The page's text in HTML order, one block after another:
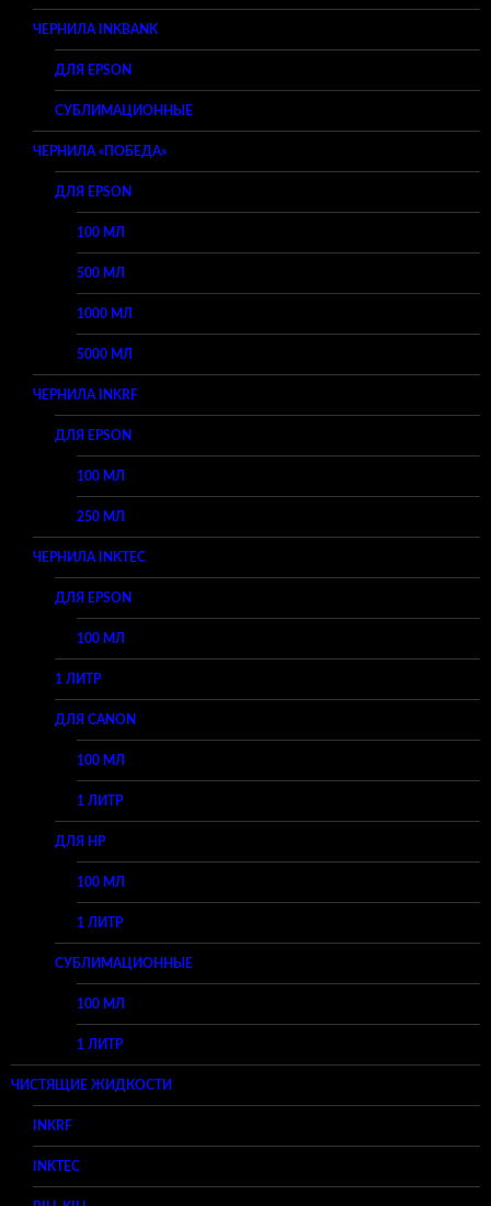
ЧЕРНИЛА INKBANK
ДЛЯ EPSON
СУБЛИМАЦИОННЫЕ
ЧЕРНИЛА «ПОБЕДА»
ДЛЯ EPSON
100 МЛ
500 МЛ
1000 МЛ
5000 МЛ
ЧЕРНИЛА INKRF
ДЛЯ EPSON
100 МЛ
250 МЛ
ЧЕРНИЛА INKTEC
ДЛЯ EPSON
100 МЛ
1 ЛИТР
ДЛЯ CANON
100 МЛ
1 ЛИТР
ДЛЯ HP
100 МЛ
1 ЛИТР
СУБЛИМАЦИОННЫЕ
100 МЛ
1 ЛИТР
ЧИСТЯЩИЕ ЖИДКОСТИ
INKRF
INKTEC